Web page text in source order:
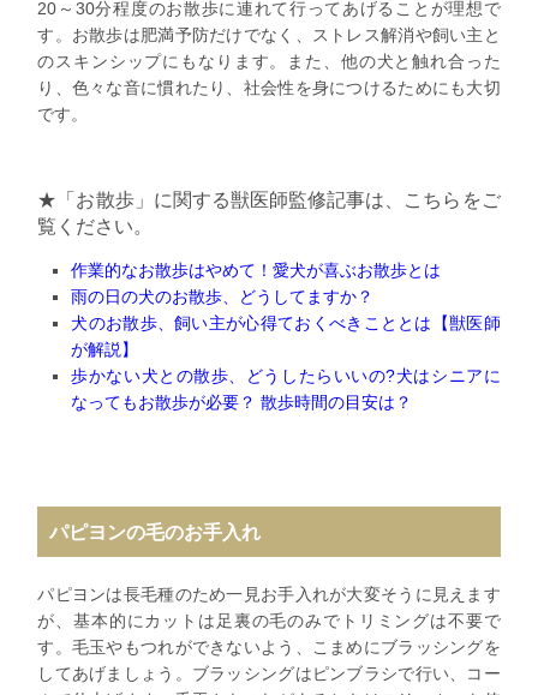
20～30分程度のお散歩に連れて行ってあげることが理想で
す。お散歩は肥満予防だけでなく、ストレス解消や飼い主と
のスキンシップにもなります。また、他の犬と触れ合った
り、色々な音に慣れたり、社会性を身につけるためにも大切
です。
★「お散歩」に関する獣医師監修記事は、 こちらをご
覧ください。
作業的なお散歩はやめて！愛犬が喜ぶお散歩とは
雨の日の犬のお散歩、どうしてますか？
犬のお散歩、飼い主が心得ておくべきこととは【獣医師
が解説】
歩かない犬との散歩、どうしたらいいの?犬はシニアに
なってもお散歩が必要？ 散歩時間の目安は？
パピヨンの毛のお手入れ
パピヨンは長毛種のため一見お手入れが大変そうに見えます
が、基本的にカットは足裏の毛のみでトリミングは不要で
す。毛玉やもつれができないよう、こまめにブラッシングを
してあげましょう。ブラッシングはピンブラシで行い、コー